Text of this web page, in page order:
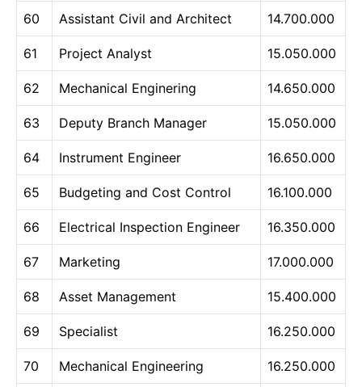
60 Assistant Civil and Architect 14.700.000
61 Project Analyst 15.050.000
62 Mechanical Enginering 14.650.000
63 Deputy Branch Manager 15.050.000
64 Instrument Engineer 16.650.000
65 Budgeting and Cost Control 16.100.000
66 Electrical Inspection Engineer 16.350.000
67 Marketing 17.000.000
68 Asset Management 15.400.000
69 Specialist 16.250.000
70 Mechanical Engineering 16.250.000